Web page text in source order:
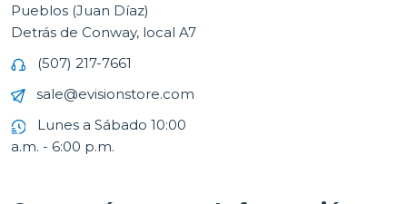
Pueblos (Juan Díaz)
Detrás de Conway, local A7
(507) 217-7661
sale@evisionstore.com
Lunes a Sábado 10:00
a.m. - 6:00 p.m.